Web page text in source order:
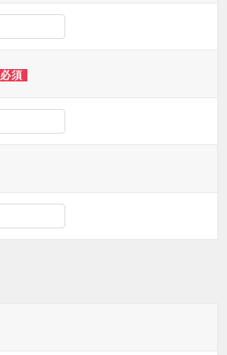
必須